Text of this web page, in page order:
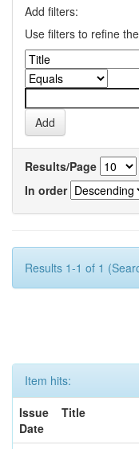
Add filters:
Use filters to refine
Results/Page
In order
Results 1-1 of 1
Item hits:
Issue
Date
Title